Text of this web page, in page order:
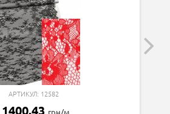
АРТИКУЛ: 12582
1400.43